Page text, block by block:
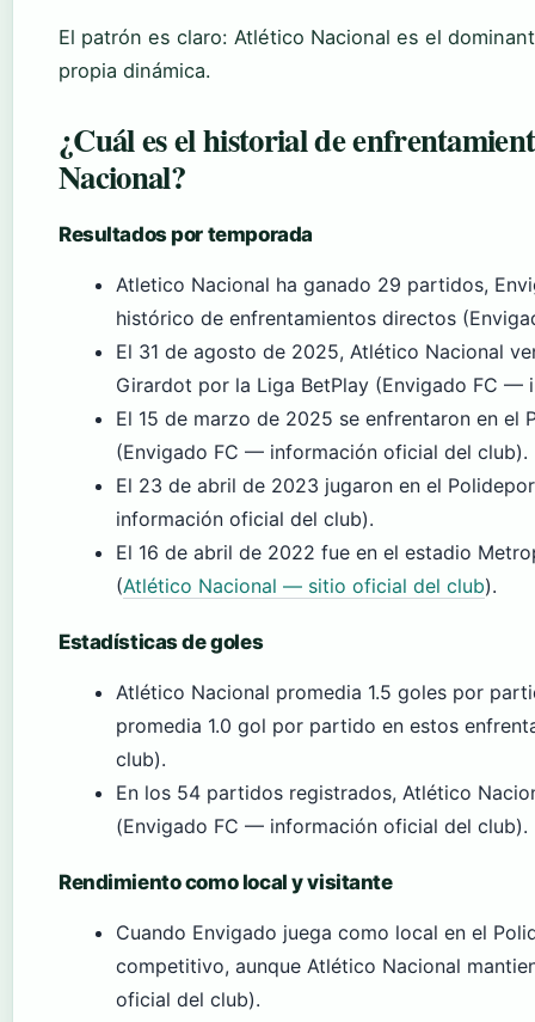
El patrón es claro: Atlético Nacional es el
propia dinámica.
¿Cuál es el historial de
Nacional?
Resultados por temporada
Atletico Nacional ha ganado 29 partidos,
histórico de enfrentamientos directos
El 31 de agosto de 2025, Atlético Nacional
Girardot por la Liga BetPlay (Envigado FC —
El 15 de marzo de 2025 se enfrentaron en el
(Envigado FC — información oficial del club).
El 23 de abril de 2023 jugaron en el
información oficial del club).
El 16 de abril de 2022 fue en el estadio
(Atlético Nacional — sitio oficial del club).
Estadísticas de goles
Atlético Nacional promedia 1.5 goles por
promedia 1.0 gol por partido en estos
club).
En los 54 partidos registrados, Atlético
(Envigado FC — información oficial del club).
Rendimiento como local y visitante
Cuando Envigado juega como local en el
competitivo, aunque Atlético Nacional
oficial del club).